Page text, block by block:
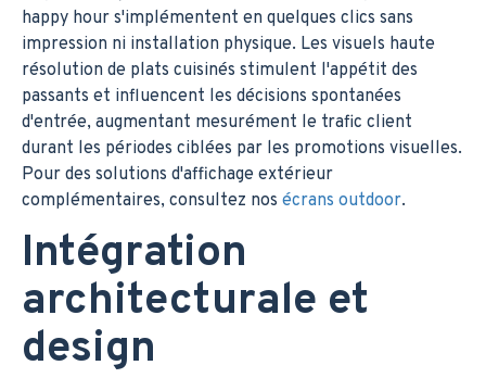
happy hour s'implémentent en quelques clics sans
impression ni installation physique. Les visuels haute
résolution de plats cuisinés stimulent l'appétit des
passants et influencent les décisions spontanées
d'entrée, augmentant mesurément le trafic client
durant les périodes ciblées par les promotions visuelles.
Pour des solutions d'affichage extérieur
complémentaires, consultez nos écrans outdoor.
Intégration
architecturale et
design